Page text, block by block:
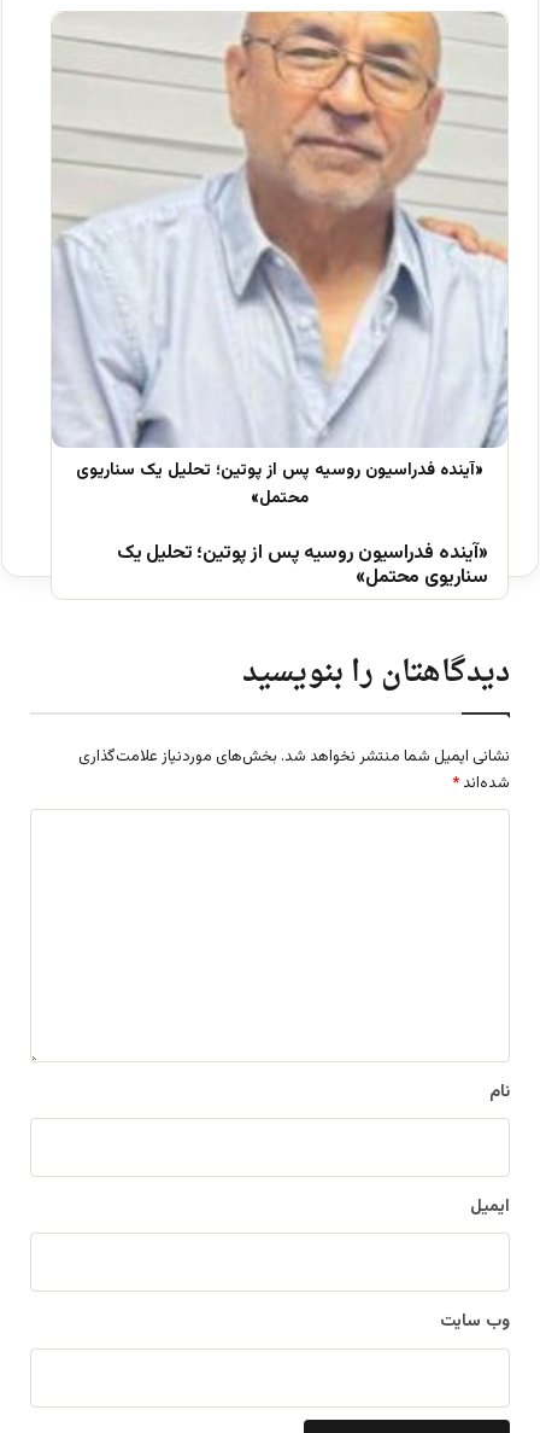
«آینده فدراسیون روسیه پس از پوتین؛ تحلیل یک
سناریوی محتمل»
دیدگاهتان را بنویسید
نشانی ایمیل شما منتشر نخواهد شد. بخش‌های موردنیاز علامت‌گذاری
شده‌اند *
نام
ایمیل
وب‌ سایت